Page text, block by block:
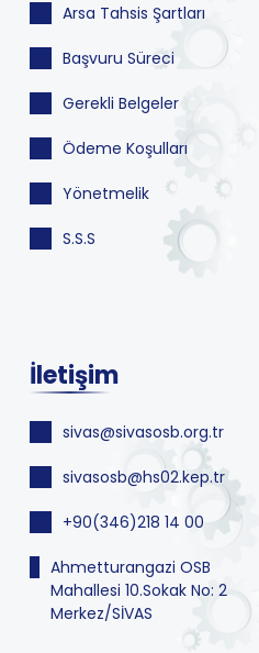
Arsa Tahsis Şartları
Başvuru Süreci
Gerekli Belgeler
Ödeme Koşulları
Yönetmelik
S.S.S
İletişim
sivas@sivasosb.org.tr
sivasosb@hs02.kep.tr
+90(346)218 14 00
Ahmetturangazi OSB
Mahallesi 10.Sokak No: 2
Merkez/SİVAS